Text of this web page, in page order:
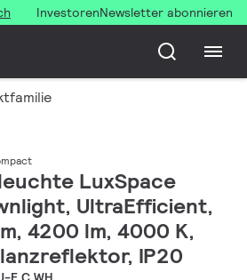
InvestorenNewsletter abonnieren
LuxSpace
UltraEfficient,
4200 lm, 4000 K,
IP20